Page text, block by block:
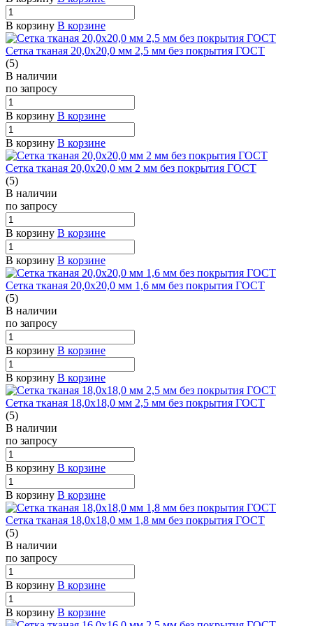
В корзину В корзине
Сетка тканая 20,0х20,0 мм 2,5 мм без покрытия ГОСТ
(5)
В наличии
по запросу
В корзину В корзине
В корзину В корзине
Сетка тканая 20,0х20,0 мм 2 мм без покрытия ГОСТ
(5)
В наличии
по запросу
В корзину В корзине
В корзину В корзине
Сетка тканая 20,0х20,0 мм 1,6 мм без покрытия ГОСТ
(5)
В наличии
по запросу
В корзину В корзине
В корзину В корзине
Сетка тканая 18,0х18,0 мм 2,5 мм без покрытия ГОСТ
(5)
В наличии
по запросу
В корзину В корзине
В корзину В корзине
Сетка тканая 18,0х18,0 мм 1,8 мм без покрытия ГОСТ
(5)
В наличии
по запросу
В корзину В корзине
В корзину В корзине